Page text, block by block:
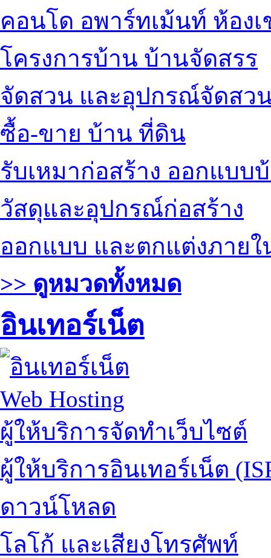
คอนโด อพาร์ทเม้นท์ ห้องเ
โครงการบ้าน บ้านจัดสรร
จัดสวน และอุปกรณ์จัดสว
ซื้อ-ขาย บ้าน ที่ดิน
รับเหมาก่อสร้าง ออกแบบ
วัสดุและอุปกรณ์ก่อสร้าง
ออกแบบ และตกแต่งภายใ
>> ดูหมวดทั้งหมด
อินเทอร์เน็ต
Web Hosting
ผู้ให้บริการจัดทำเว็บไซต์
ผู้ให้บริการอินเทอร์เน็ต
ดาวน์โหลด
โลโก้ และเสียงโทรศัพท์